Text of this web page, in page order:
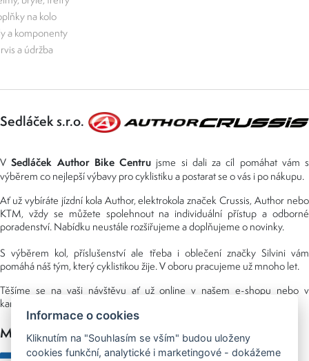
na kolo
a komponenty
a údržba
Sedláček s.r.o.
VSedláček Author Bike Centru jsme si dali za cíl pomáhat vám s
výběrem co nejlepší výbavy pro cyklistiku a postarat se o vás i po nákupu.
Ať už vybíráte jízdní kola Author, elektrokola značek Crussis, Author nebo
KTM, vždy se můžete spolehnout na individuální přístup a odborné
poradenství. Nabídku neustále rozšiřujeme a doplňujeme o novinky.
S výběrem kol, příslušenství ale třeba i oblečení značky Silvini vám
pomáhá náš tým, který cyklistikou žije. V oboru pracujeme už mnoho let.
Těšíme se na vaši návštěvu ať už online v našem e-shopu nebo v
kamenné prodejně, kterou najdete v NS (nákupní středisko) URAN.
Možnosti platby
Informace o cookies
Kliknutím na "Souhlasím se vším" budou uloženy
cookies funkční, analytické i marketingové - dokážeme